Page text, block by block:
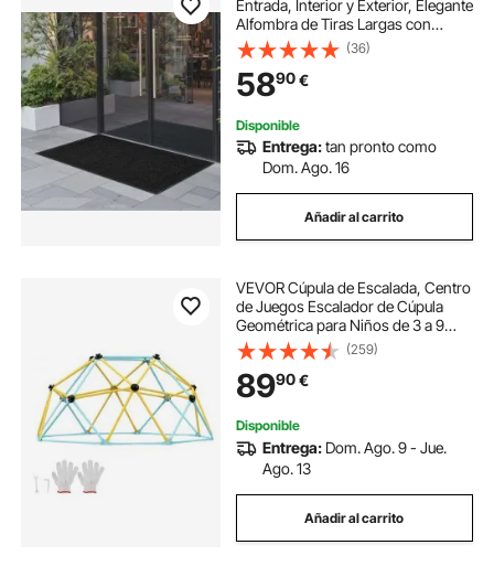
Entrada, Interior y Exterior, Elegante
Alfombra de Tiras Largas con
Reverso PVC, Resistente y Lavable,
para Pasillo, Balcón y Garaje, Color
Gris, 1829 x 1219 x 7 mm
(36)
5890€
Disponible
Entrega:tan pronto como
Dom. Ago. 16
Añadir al carrito
VEVOR Cúpula de Escalada, Centro
de Juegos Escalador de Cúpula
Geométrica para Niños de 3 a 9
Años, con Agarre de Escalada,
Equipo de Juego para Exteriores e
Interiores para Niños 183 x 183 x 90
cm
(259)
8990€
Disponible
Entrega: Dom. Ago. 9 - Jue.
Ago. 13
Añadir al carrito